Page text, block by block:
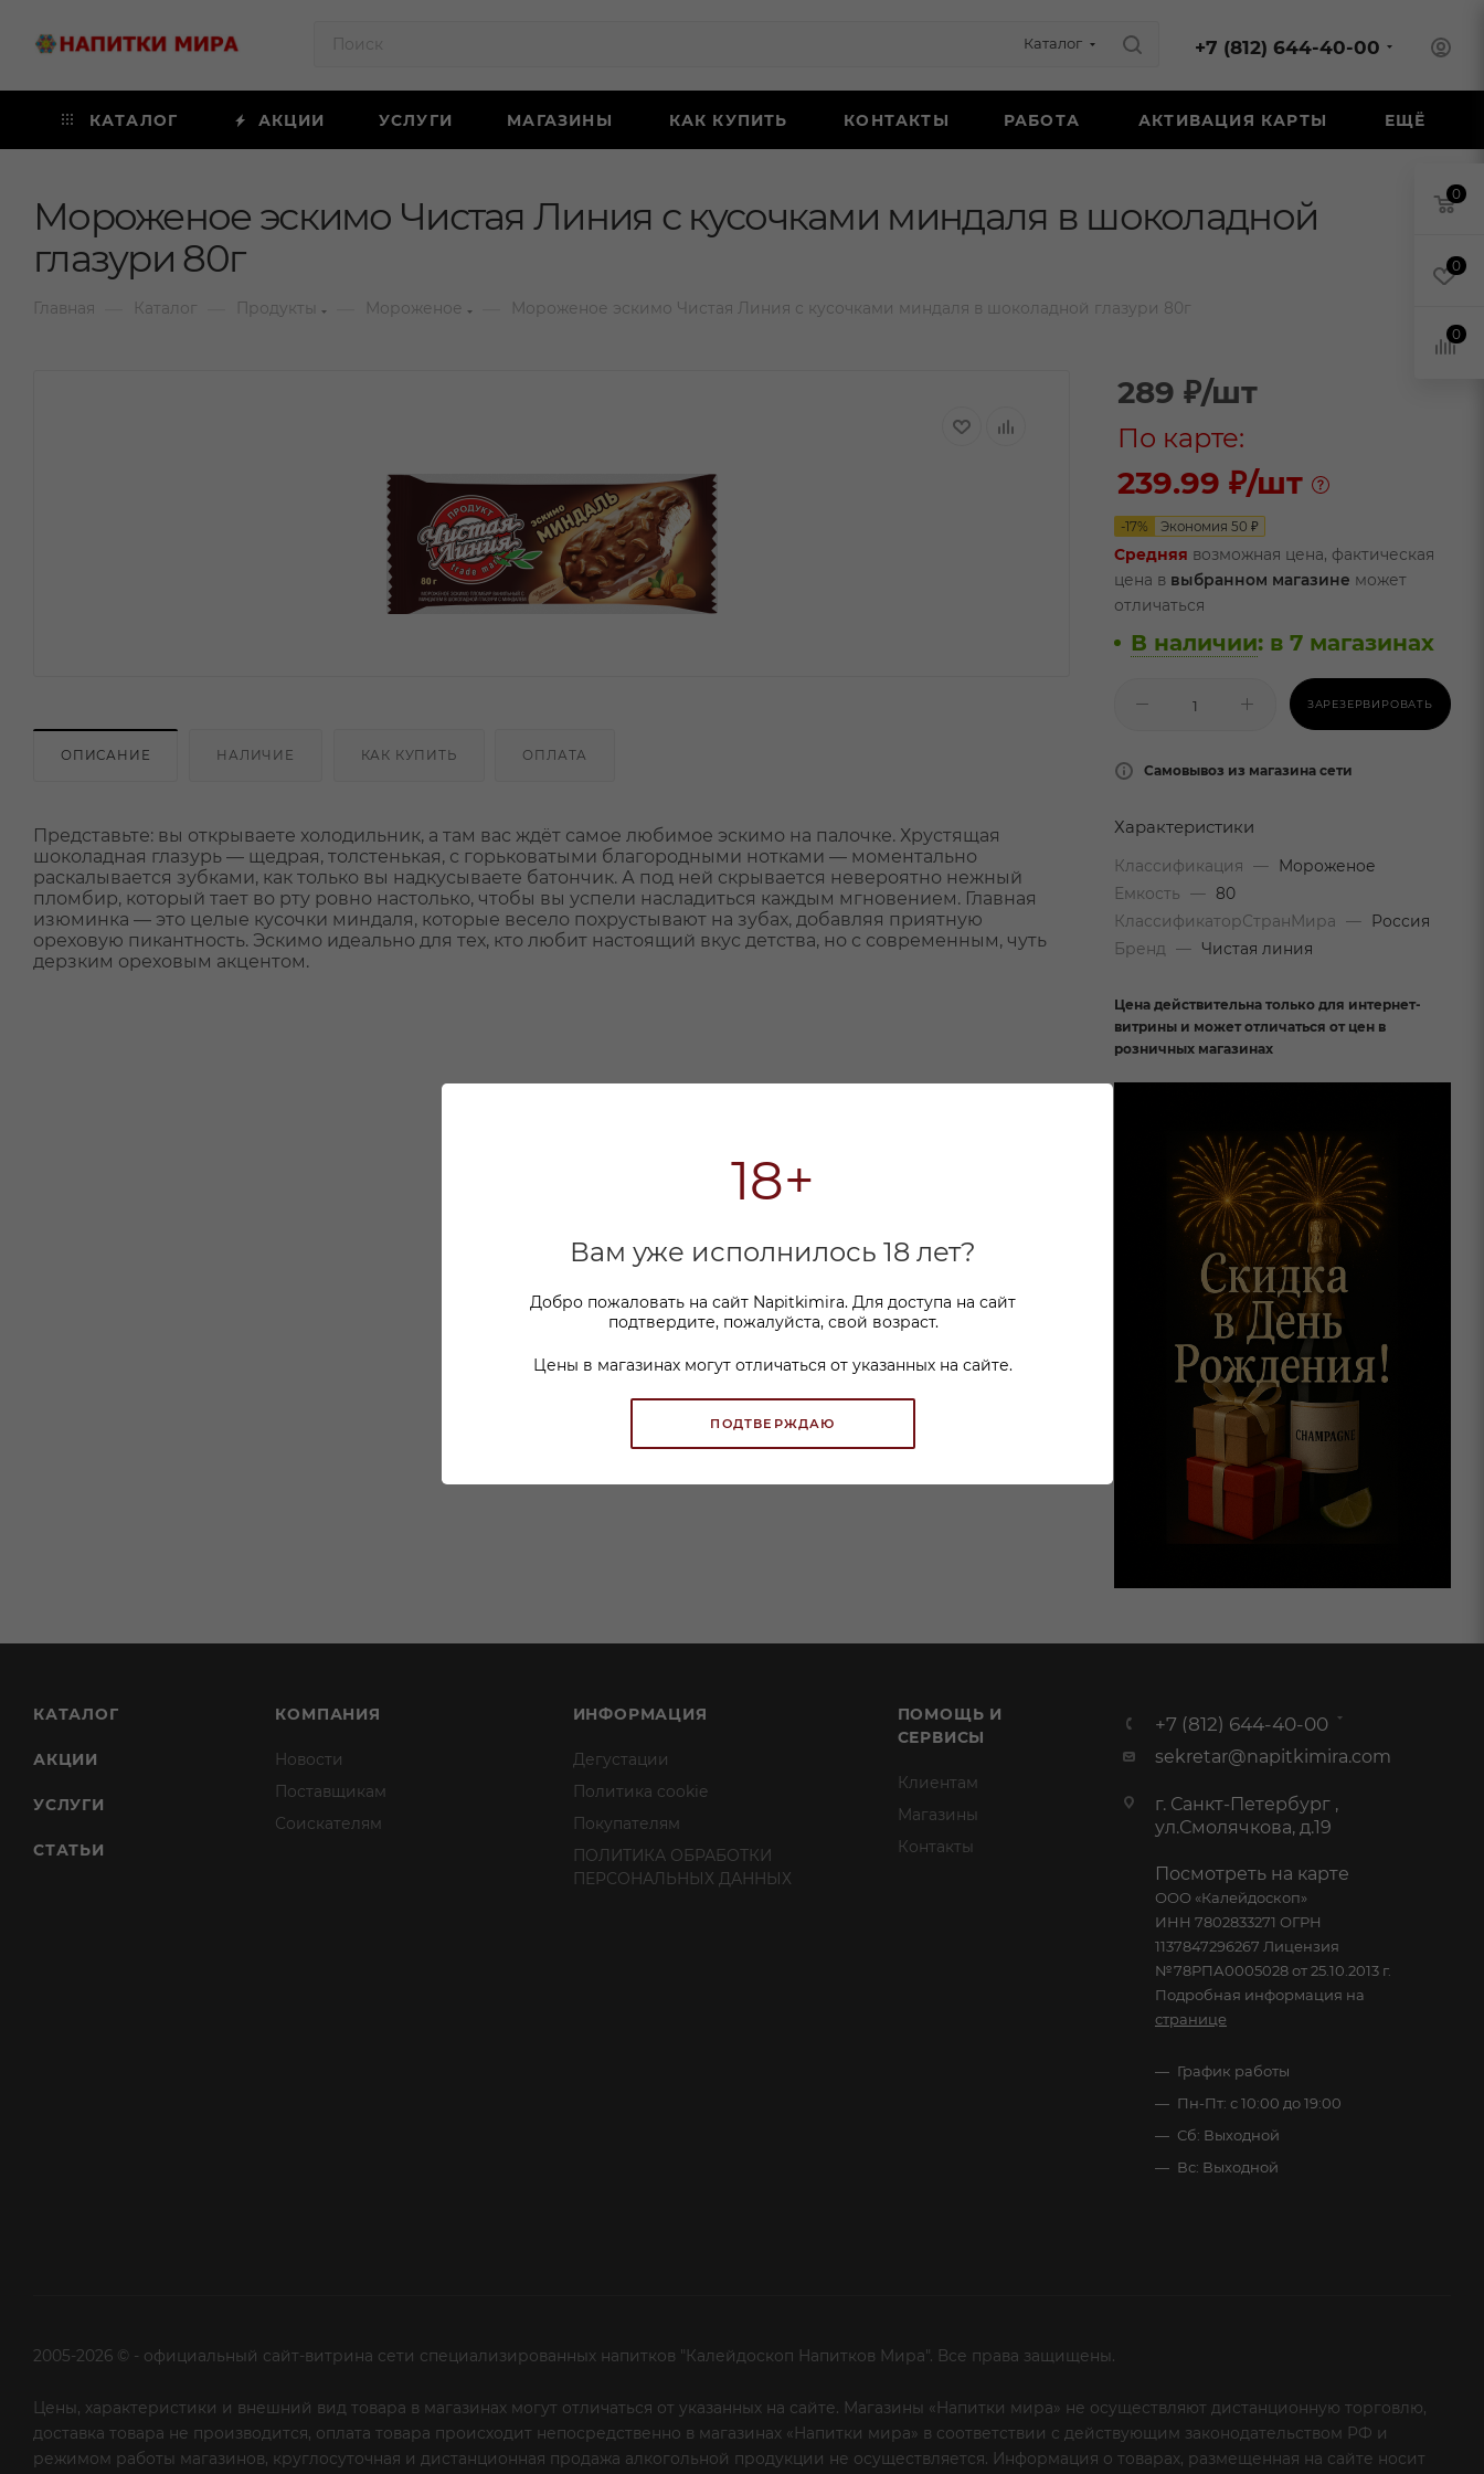
18+
Вам уже исполнилось 18 лет?
Добро пожаловать на сайт Napitkimira. Для доступа на сайт
подтвердите, пожалуйста, свой возраст.
Цены в магазинах могут отличаться от указанных на сайте.
ПОДТВЕРЖДАЮ
Каталог +7 (812) 644-40-00
КАТАЛОГ АКЦИИ УСЛУГИ МАГАЗИНЫ КАК КУПИТЬ КОНТАКТЫ РАБОТА АКТИВАЦИЯ КАРТЫ ЕЩЁ
Мороженое эскимо Чистая Линия с кусочками миндаля в шоколадной
глазури 80г
Главная Каталог Продукты Мороженое Мороженое эскимо Чистая Линия с кусочками миндаля в шоколадной глазури 80г
ОПИСАНИЕ НАЛИЧИЕ КАК КУПИТЬ ОПЛАТА
Представьте: вы открываете холодильник, а там вас ждёт самое любимое эскимо на палочке. Хрустящая
шоколадная глазурь — щедрая, толстенькая, с горьковатыми благородными нотками — моментально
раскалывается зубками, как только вы надкусываете батончик. А под ней скрывается невероятно нежный
пломбир, который тает во рту ровно настолько, чтобы вы успели насладиться каждым мгновением. Главная
изюминка — это целые кусочки миндаля, которые весело похрустывают на зубах, добавляя приятную
ореховую пикантность. Эскимо идеально для тех, кто любит настоящий вкус детства, но с современным, чуть
дерзким ореховым акцентом.
289 ₽/шт
По карте:
239.99 ₽/шт
-17% Экономия 50 ₽
Средняя возможная цена, фактическая
цена в выбранном магазине может
отличаться
В наличии: в 7 магазинах
ЗАРЕЗЕРВИРОВАТЬ
Самовывоз из магазина сети
Характеристики
Классификация —
Мороженое
Емкость
—
80
КлассификаторСтранМира
—
Россия
Бренд
— Чистая линия
Цена действительна только для интернет-
витрины и может отличаться от цен в
розничных магазинах
КАТАЛОГ
АКЦИИ
УСЛУГИ
СТАТЬИ
КОМПАНИЯ
Новости
Поставщикам
Соискателям
ИНФОРМАЦИЯ
Дегустации
Политика cookie
Покупателям
ПОЛИТИКА ОБРАБОТКИ
ПЕРСОНАЛЬНЫХ ДАННЫХ
ПОМОЩЬ И
СЕРВИСЫ
Клиентам
Магазины
Контакты
+7 (812) 644-40-00
sekretar@napitkimira.com
г. Санкт-Петербург ,
ул.Смолячкова, д.19
Посмотреть на карте
ООО «Калейдоскоп»
ИНН 7802833271 ОГРН
1137847296267 Лицензия
№78РПА0005028 от 25.10.2013 г.
Подробная информация на
странице
График работы
Пн-Пт: с 10:00 до 19:00
Сб: Выходной
Вс: Выходной
2005-2026 © - официальный сайт-витрина сети специализированных напитков "Калейдоскоп Напитков Мира". Все права защищены.
Цены, характеристики и внешний вид товара в магазинах могут отличаться от указанных на сайте. Магазины «Напитки мира» не осуществляют дистанционную торговлю,
доставка товара не производится, оплата товара происходит непосредственно в магазинах «Напитки мира» в соответствии с действующим законодательством РФ и
режимом работы магазинов, круглосуточная и дистанционная продажа алкогольной продукции не осуществляется. Информация о товарах, размещенная на сайте носит
0
0
0